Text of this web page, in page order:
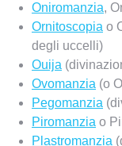
Oniromanzia,
Ornitoscopia o
degli uccelli)
Ouija
Ovomanzia (o
Pegomanzia
Piromanzia o
Plastromanzia